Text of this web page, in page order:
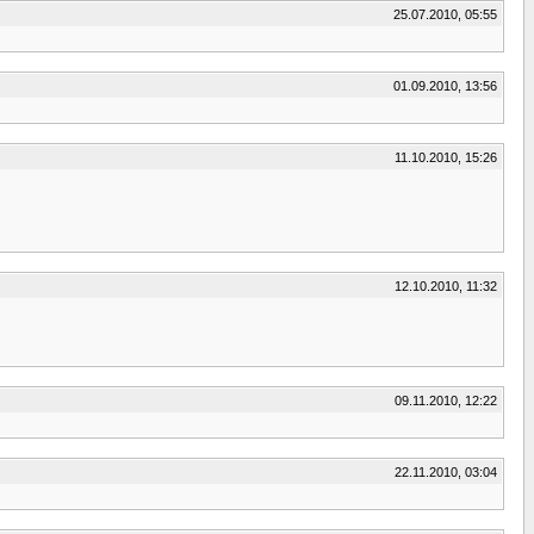
25.07.2010, 05:55
01.09.2010, 13:56
11.10.2010, 15:26
12.10.2010, 11:32
09.11.2010, 12:22
22.11.2010, 03:04